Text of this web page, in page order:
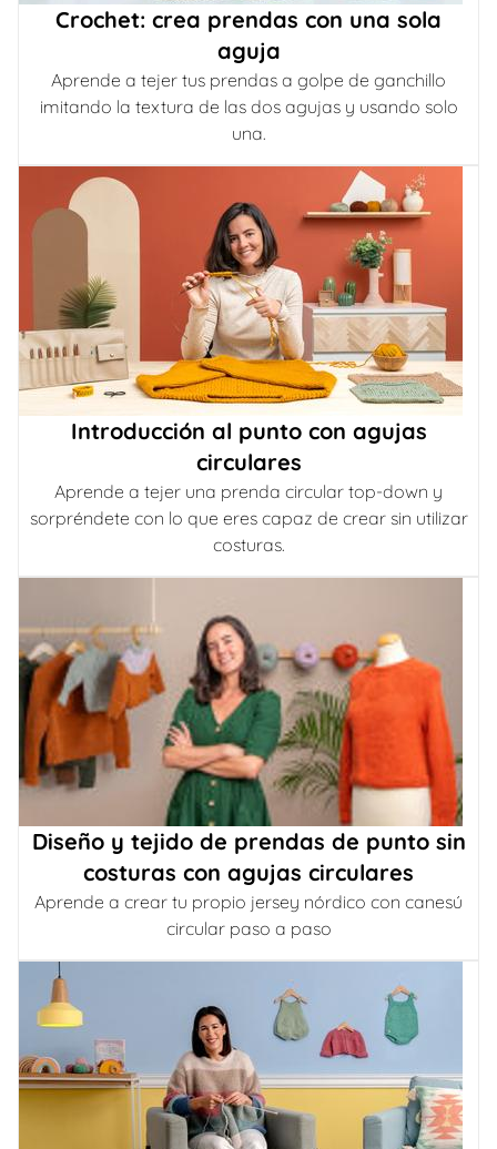
Crochet: crea prendas con una sola
aguja
Aprende a tejer tus prendas a golpe de ganchillo
imitando la textura de las dos agujas y usando solo
una.
Introducción al punto con agujas
circulares
Aprende a tejer una prenda circular top-down y
sorpréndete con lo que eres capaz de crear sin utilizar
costuras.
Diseño y tejido de prendas de punto sin
costuras con agujas circulares
Aprende a crear tu propio jersey nórdico con canesú
circular paso a paso